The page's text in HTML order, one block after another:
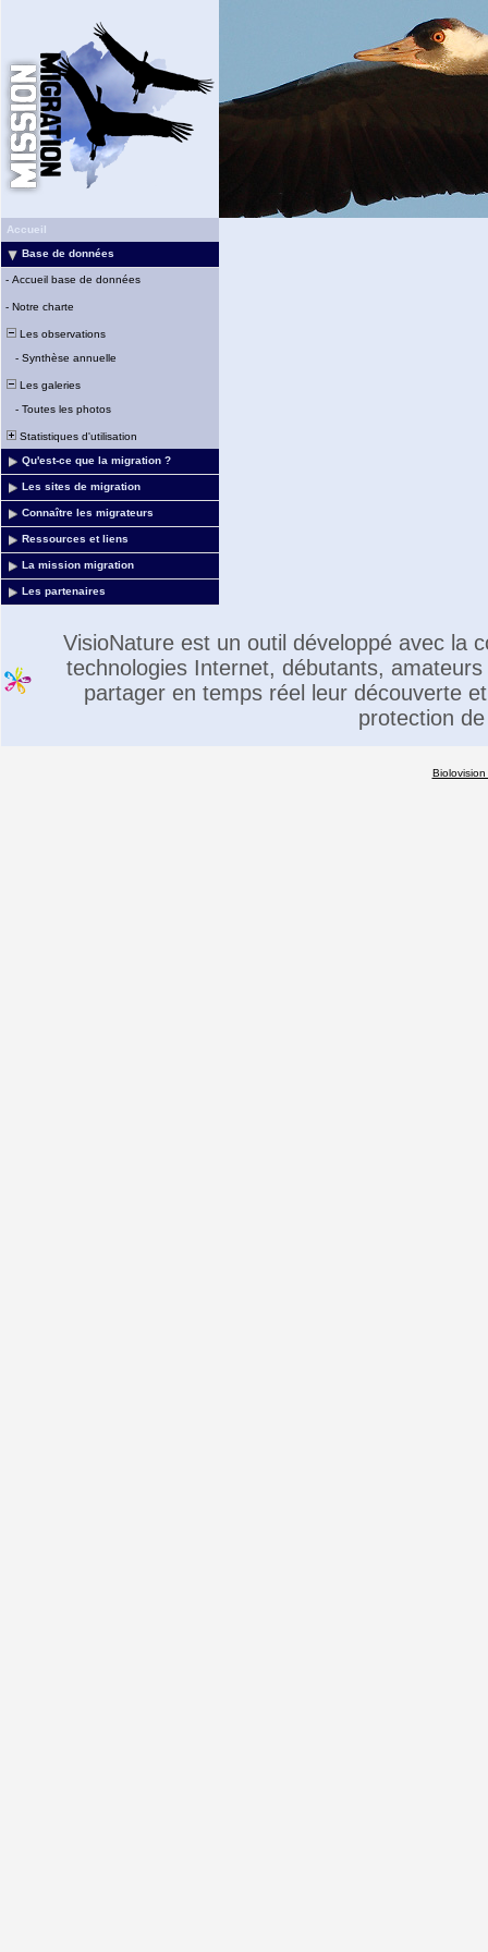
Accueil
Base de données
- Accueil base de données
- Notre charte
Les observations
- Synthèse annuelle
Les galeries
- Toutes les photos
Statistiques d'utilisation
Qu'est-ce que la migration ?
Les sites de migration
Connaître les migrateurs
Ressources et liens
La mission migration
Les partenaires
VisioNature est un outil développé avec la
technologies Internet, débutants,
partager en temps réel leur découverte
protection
Biolovision